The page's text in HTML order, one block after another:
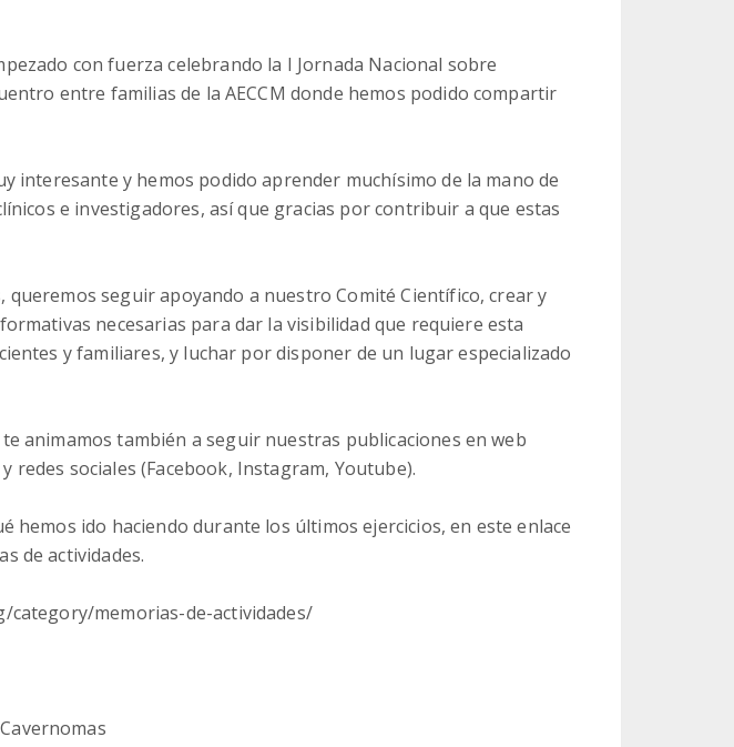
con fuerza celebrando la I Jornada Nacional sobre
entre familias de la AECCM donde hemos podido compartir
interesante y hemos podido aprender muchísimo de la mano de
e investigadores, así que gracias por contribuir a que estas
queremos seguir apoyando a nuestro Comité Científico, crear y
necesarias para dar la visibilidad que requiere esta
y familiares, y luchar por disponer de un lugar especializado
animamos también a seguir nuestras publicaciones en web
redes sociales (Facebook, Instagram, Youtube).
hemos ido haciendo durante los últimos ejercicios, en este enlace
de actividades.
category/memorias-de-actividades/